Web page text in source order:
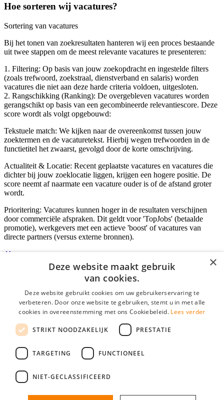
Hoe sorteren wij vacatures?
Sortering van vacatures
Bij het tonen van zoekresultaten hanteren wij een proces bestaande
uit twee stappen om de meest relevante vacatures te presenteren:
1. Filtering: Op basis van jouw zoekopdracht en ingestelde filters
(zoals trefwoord, zoekstraal, dienstverband en salaris) worden
vacatures die niet aan deze harde criteria voldoen, uitgesloten.
2. Rangschikking (Ranking): De overgebleven vacatures worden
gerangschikt op basis van een gecombineerde relevantiescore. Deze
score wordt als volgt opgebouwd:
Tekstuele match: We kijken naar de overeenkomst tussen jouw
zoektermen en de vacaturetekst. Hierbij wegen trefwoorden in de
functietitel het zwaarst, gevolgd door de korte omschrijving.
Actualiteit & Locatie: Recent geplaatste vacatures en vacatures die
dichter bij jouw zoeklocatie liggen, krijgen een hogere positie. De
score neemt af naarmate een vacature ouder is of de afstand groter
wordt.
Prioritering: Vacatures kunnen hoger in de resultaten verschijnen
door commerciële afspraken. Dit geldt voor 'TopJobs' (betaalde
promotie), werkgevers met een actieve 'boost' of vacatures van
directe partners (versus externe bronnen).
E-mail*
Wachtwoord
login gegevens onthouden
login
Bedrijf aanmelden
×
Deze website maakt gebruik
van cookies.
Deze website gebruikt cookies om uw gebruikerservaring te
verbeteren. Door onze website te gebruiken, stemt u in met alle
cookies in overeenstemming met ons Cookiebeleid. Lees verder
STRIKT NOODZAKELIJK PRESTATIE
TARGETING FUNCTIONEEL
NIET-GECLASSIFICEERD